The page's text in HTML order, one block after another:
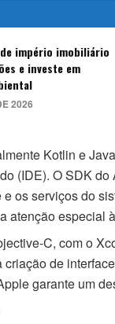
império imobiliário
e investe em
2026
Kotlin e
(IDE). O SDK
os serviços do
atenção especial
C, com o
criação de
garante um